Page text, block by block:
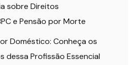
sobre Direitos
e Pensão por Morte
Doméstico: Conheça os
dessa Profissão Essencial